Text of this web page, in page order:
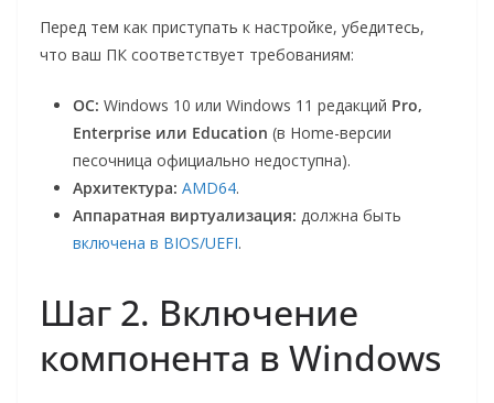
Перед тем как приступать к настройке, убедитесь,
что ваш ПК соответствует требованиям:
ОС: Windows 10 или Windows 11 редакций Pro,
Enterprise или Education (в Home-версии
песочница официально недоступна).
Архитектура: AMD64.
Аппаратная виртуализация: должна быть
включена в BIOS/UEFI.
Шаг 2. Включение
компонента в Windows